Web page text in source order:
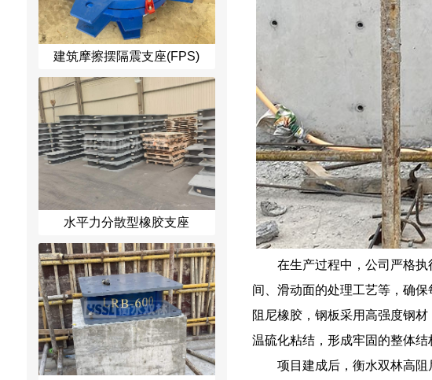
建筑摩擦摆隔震支座(FPS)
水平力分散型橡胶支座
在生产过程中，公司严格
间、滑动面的处理工艺等，确
阻尼橡胶，钢板采用高强度钢
温硫化粘结，形成牢固的整体结
项目建成后，衡水双林高